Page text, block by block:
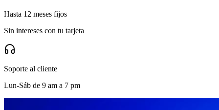
Hasta 12 meses fijos
Sin intereses con tu tarjeta
Soporte al cliente
Lun-Sáb de 9 am a 7 pm